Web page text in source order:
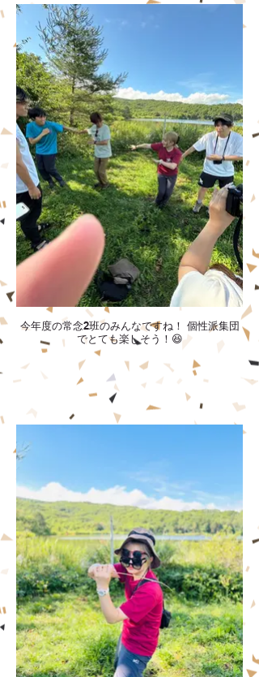
今年度の常念2班のみんなですね！ 個性派集団
でとても楽しそう！😆